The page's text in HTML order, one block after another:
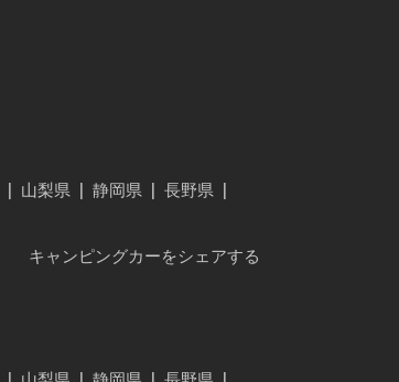
山梨県 静岡県 長野県
キャンピングカーをシェアする